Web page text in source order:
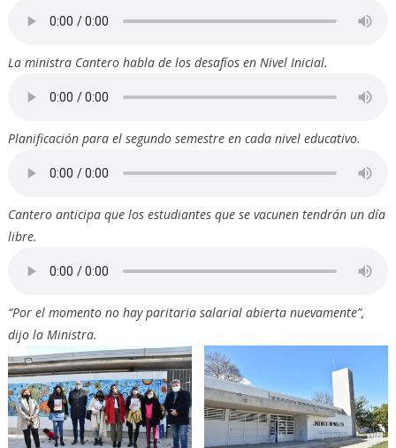
La ministra Cantero habla de los desafíos en Nivel Inicial.
Planificación para el segundo semestre en cada nivel educativo.
Cantero anticipa que los estudiantes que se vacunen tendrán un día
libre.
“Por el momento no hay paritaria salarial abierta nuevamente”,
dijo la Ministra.